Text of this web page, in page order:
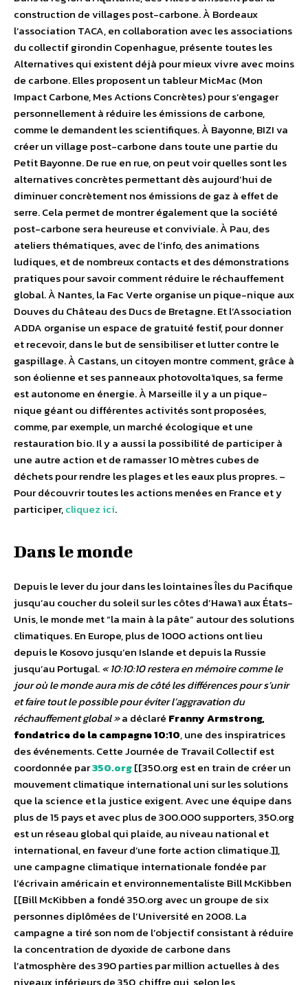
construction de villages post-carbone. À Bordeaux
l’association TACA, en collaboration avec les associations
du collectif girondin Copenhague, présente toutes les
Alternatives qui existent déjà pour mieux vivre avec moins
de carbone. Elles proposent un tableur MicMac (Mon
Impact Carbone, Mes Actions Concrètes) pour s’engager
personnellement à réduire les émissions de carbone,
comme le demandent les scientifiques. À Bayonne, BIZI va
créer un village post-carbone dans toute une partie du
Petit Bayonne. De rue en rue, on peut voir quelles sont les
alternatives concrètes permettant dès aujourd’hui de
diminuer concrètement nos émissions de gaz à effet de
serre. Cela permet de montrer également que la société
post-carbone sera heureuse et conviviale.À Pau, des
ateliers thématiques, avec de l’info, des animations
ludiques, et de nombreux contacts et des démonstrations
pratiques pour savoir comment réduire le réchauffement
global. À Nantes, la Fac Verte organise un pique-nique aux
Douves du Château des Ducs de Bretagne. Et l’Association
ADDA organise un espace de gratuité festif, pour donner
et recevoir, dans le but de sensibiliser et lutter contre le
gaspillage. À Castans, un citoyen montre comment, grâce à
son éolienne et ses panneaux photovoltaïques, sa ferme
est autonome en énergie. À Marseille il y a un pique-
nique géant ou différentes activités sont proposées,
comme, par exemple, un marché écologique et une
restauration bio. Il y a aussi la possibilité de participer à
une autre action et de ramasser 10 mètres cubes de
déchets pour rendre les plages et les eaux plus propres. –
Pour découvrir toutes les actions menées en France et y
participer,cliquez ici.
Dans le monde
Depuis le lever du jour dans les lointaines Îles du Pacifique
jusqu’au coucher du soleil sur les côtes d’Hawaï aux États-
Unis, le monde met “la main à la pâte” autour des solutions
climatiques. En Europe, plus de 1000 actions ont lieu
depuis le Kosovo jusqu’en Islande et depuis la Russie
jusqu’au Portugal.« 10:10:10 restera en mémoire comme le
jour où le monde aura mis de côté les différences pour s’unir
et faire tout le possible pour éviter l’aggravation du
réchauffement global »a déclaré Franny Armstrong,
fondatrice de la campagne 10:10, une des inspiratrices
des événements. Cette Journée de Travail Collectif est
coordonnée par350.org[[350.org est en train de créer un
mouvement climatique international uni sur les solutions
que la science et la justice exigent. Avec une équipe dans
plus de 15 pays et avec plus de 300.000 supporters, 350.org
est un réseau global qui plaide, au niveau national et
international, en faveur d’une forte action climatique.]],
une campagne climatique internationale fondée par
l’écrivain américain et environnementaliste Bill McKibben
[[Bill McKibben a fondé 350.org avec un groupe de six
personnes diplômées de l’Université en 2008. La
campagne a tiré son nom de l’objectif consistant à réduire
la concentration de dyoxide de carbone dans
l’atmosphère des 390 parties par million actuelles à des